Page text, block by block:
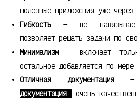
полезные приложения уже через
Гибкость — не навязывает
позволяет решать задачи по-
Минимализм— включает
остальное добавляется по мере
Отличная документация
документация
очень